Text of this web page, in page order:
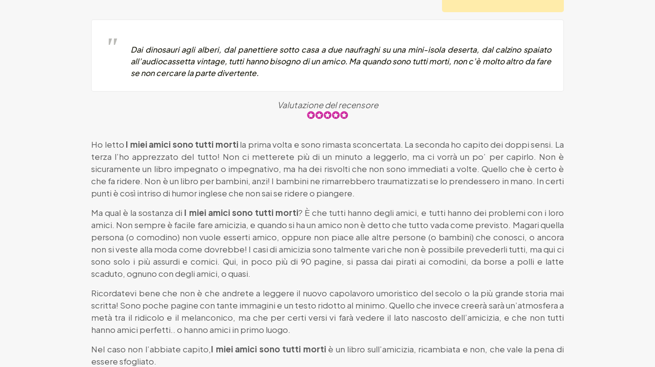
Dai dinosauri agli alberi, dal panettiere sotto casa a due naufraghi su una mini-isola deserta, dal calzino spaiato
all’audiocassetta vintage, tutti hanno bisogno di un amico. Ma quando sono tutti morti, non c’è molto altro da fare
se non cercare la parte divertente.
Valutazione del recensore
Ho letto I miei amici sono tutti mortila prima volta e sono rimasta sconcertata. La seconda ho capito dei doppi sensi. La
terza l’ho apprezzato del tutto! Non ci metterete più di un minuto a leggerlo, ma ci vorrà un po’ per capirlo. Non è
sicuramente un libro impegnato o impegnativo, ma ha dei risvolti che non sono immediati a volte. Quello che è certo è
che fa ridere. Non è un libro per bambini, anzi! I bambini ne rimarrebbero traumatizzati se lo prendessero in mano. In certi
punti è così intriso di humor inglese che non sai se ridere o piangere.
Ma qual è la sostanza di I miei amici sono tutti morti? È che tutti hanno degli amici, e tutti hanno dei problemi con i loro
amici. Non sempre è facile fare amicizia, e quando si ha un amico non è detto che tutto vada come previsto. Magari quella
persona (o comodino) non vuole esserti amico, oppure non piace alle altre persone (o bambini) che conosci, o ancora
non si veste alla moda come dovrebbe! I casi di amicizia sono talmente vari che non è possibile prevederli tutti, ma qui ci
sono solo i più assurdi e comici. Qui, in poco più di 90 pagine, si passa dai pirati ai comodini, da borse a polli e latte
scaduto, ognuno con degli amici, o quasi.
Ricordatevi bene che non è che andrete a leggere il nuovo capolavoro umoristico del secolo o la più grande storia mai
scritta! Sono poche pagine con tante immagini e un testo ridotto al minimo. Quello che invece creerà sarà un’atmosfera a
metà tra il ridicolo e il melanconico, ma che per certi versi vi farà vedere il lato nascosto dell’amicizia, e che non tutti
hanno amici perfetti.. o hanno amici in primo luogo.
Nel caso non l’abbiate capito,I miei amici sono tutti mortiè un libro sull’amicizia, ricambiata e non, che vale la pena di
essere sfogliato.